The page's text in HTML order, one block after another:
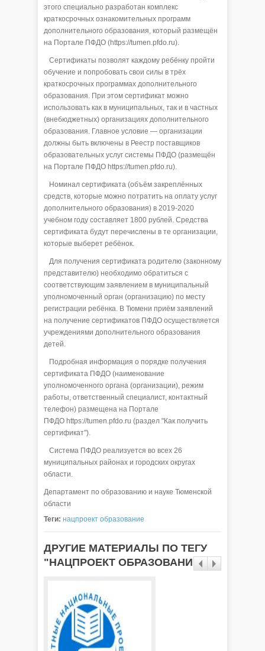
этого специально разработан комплекс
краткосрочных ознакомительных программ
дополнительного образования, который размещён
на Портале ПФДО (https://tumen.pfdo.ru).
Сертификаты позволят каждому ребёнку пройти
обучение и попробовать свои силы в трёх
краткосрочных программах дополнительного
образования. При этом сертификат можно
использовать как в муниципальных, так и в частных
(внебюджетных) организациях дополнительного
образования. Главное условие — организации
должны быть включены в Реестр поставщиков
образовательных услуг системы ПФДО (размещён
на Портале ПФДО https://tumen.pfdo.ru).
Номинал сертификата (объём закреплённых
средств, которые можно потратить на оплату услуг
дополнительного образования) в 2019-2020
учебном году составляет 1800 рублей. Средства
сертификата будут перечислены в те организации,
которые выберет ребёнок.
Для получения сертификата родителю (законному
представителю) необходимо обратиться с
соответствующим заявлением в муниципальный
уполномоченный орган (организацию) по месту
регистрации ребёнка. В Тюмени приём заявлений
на получение сертификатов ПФДО осуществляется
учреждениями дополнительного образования
детей.
Подробная информация о порядке получения
сертификата ПФДО (наименование
уполномоченного органа (организации), режим
работы, ответственный специалист, контактный
телефон) размещена на Портале
ПФДО https://tumen.pfdo.ru (раздел "Как получить
сертификат").
Система ПФДО реализуется во всех 26
муниципальных районах и городских округах
области.
Департамент по образованию и науке Тюменской
области
Теги: нацпроект образование
ДРУГИЕ МАТЕРИАЛЫ ПО ТЕГУ
"НАЦПРОЕКТ ОБРАЗОВАНИЕ"